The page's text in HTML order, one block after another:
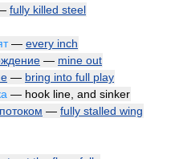
fully killed steel
— every inch
— mine out
— bring into full play
— hook line, and sinker
— fully stalled wing